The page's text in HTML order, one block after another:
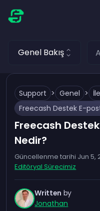
Genel Bakış
Support > Genel >
Freecash
Nedir?
Güncellenme tarihi Jun 5,
Editöryal Sürecimiz
Written by
Jonathan